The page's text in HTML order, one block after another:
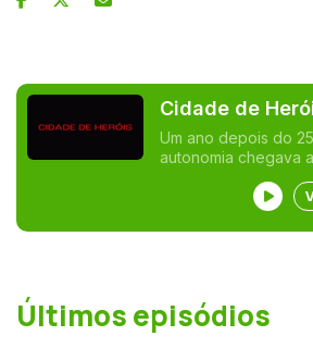
Cidade de
Um ano depois do
autonomia chegava
muito própria. Após a implementação do
organigrama de um
começam a surgir
de objetos que
Últimos episódios